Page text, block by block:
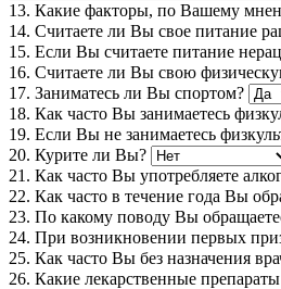
13. Какие факторы, по Вашему
14. Считаете ли Вы свое питание
15. Если Вы считаете питание
16. Считаете ли Вы свою
17. Заниматесь ли Вы спортом?
18. Как часто Вы занимаетесь
19. Если Вы не занимаетесь
20. Курите ли Вы?
21. Как часто Вы употребляете
22. Как часто в течение года Вы
23. По какому поводу Вы
24. При возникновении первых
25. Как часто Вы без назначения
26. Какие лекарственные